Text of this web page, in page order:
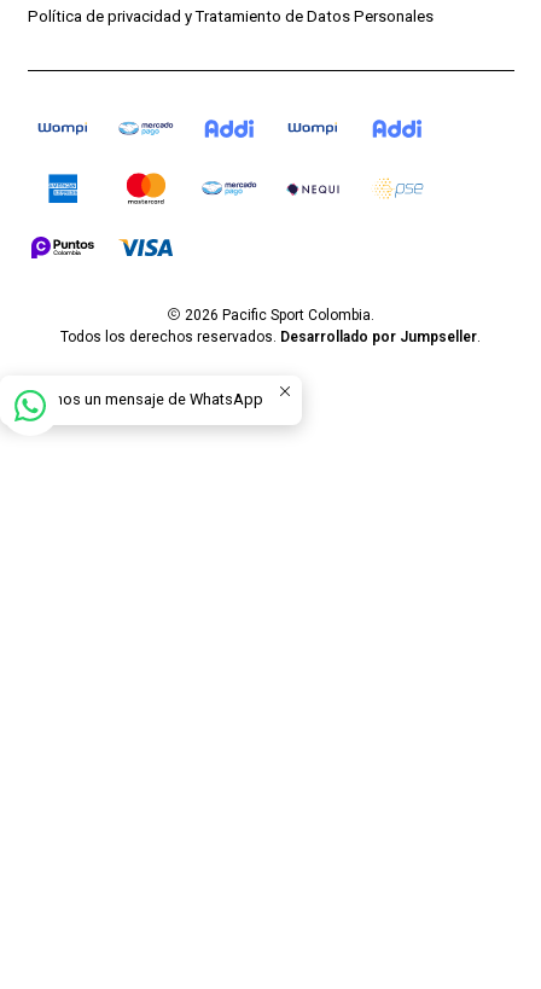
Política de privacidad y Tratamiento de Datos Personales
2026 Pacific Sport Colombia.
Todos los derechos reservados. Desarrollado por Jumpseller.
Envíanos un mensaje de WhatsApp